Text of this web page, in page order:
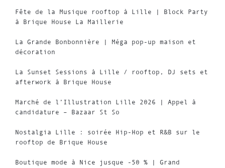
Fête de la Musique rooftop à Lille | Block Party
à Brique House La Maillerie
La Grande Bonbonnière | Méga pop-up maison et
décoration
La Sunset Sessions à Lille / rooftop, DJ sets et
afterwork à Brique House
Marché de l’Illustration Lille 2026 | Appel à
candidature – Bazaar St So
Nostalgia Lille : soirée Hip-Hop et R&B sur le
rooftop de Brique House
Boutique mode à Nice jusque -50 % | Grand